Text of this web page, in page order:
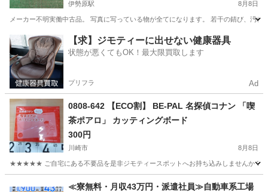
伊勢原駅 8月8日
メーカー不明実働中古品。 写真に写っている物が全てになります。 若干の錆び、汚
神奈川 伊勢原市 伊勢原駅 フィットネス、トレーニング
グラインダー
【求】ジモティーに出せない健康器具
状態が悪くてもOK！最大限買取します
プリフラ Ad
0808-642 【ECO割】 BE-PAL 名探偵コナン 「喫
茶ポアロ」 カッティングボード
300円
川崎市 8月8日
★★★★★ ご自宅にある不要品を是非ジモティースポットへお持ち込みしませんか？
その他 喫茶
≪寮無料・月収43万円・派遣社員≫自動車系工場